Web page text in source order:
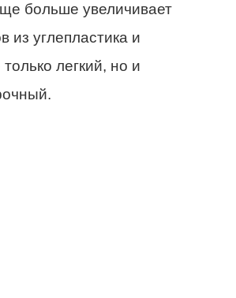
больше увеличивает
из углепластика и
легкий, но и